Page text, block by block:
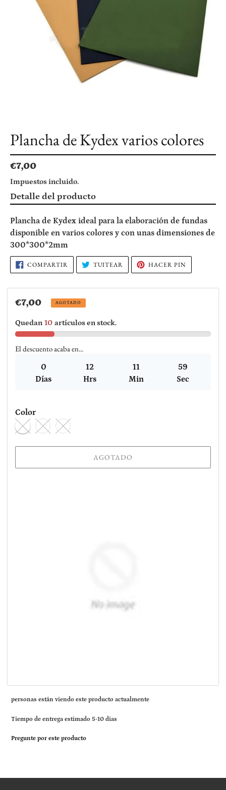
Plancha de Kydex varios colores
Precio
habitual
€7,00
Impuestos incluido.
Agregando
el
a
tu
carrito
de
compra
Detalle del producto
Plancha de Kydex ideal para la elaboración de fundas
disponible en varios colores y con unas dimensiones de
300*300*2mm
COMPARTIR COMPARTIR
EN
FACEBOOK
TUITEAR TUITEAR
TWITTER
HACER PINPINEAR
PINTEREST
Precio
€7,00 AGOTADO
Quedan 10 artículos en stock.
El descuento acaba en...
0
Días
12
Hrs
11
Min
59
Sec
Color
AGOTADO
13 personas están viendo este producto actualmente
Tiempo de entrega estimado 5-10 dias
Pregunte por este producto